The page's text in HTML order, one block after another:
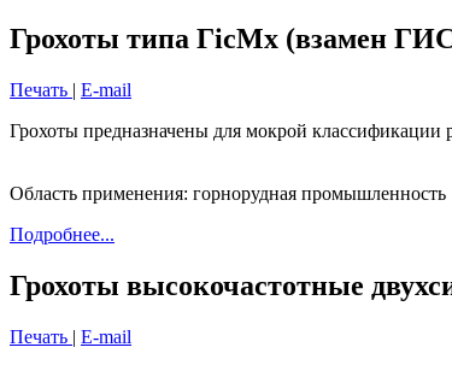
Грохоты типа ГісМх (взамен
Печать | E-mail
Грохоты предназначены для мокрой классификации
Область применения: горнорудная промышленность
Подробнее...
Грохоты высокочастотные
Печать | E-mail